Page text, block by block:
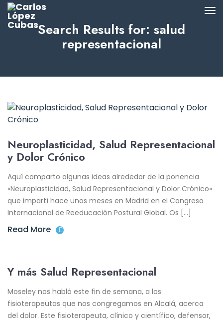
Search Results for: salud
representacional
Neuroplasticidad, Salud Representacional
y Dolor Crónico
Aquí comparto algunas ideas alrededor de la ponencia
«Neuroplasticidad, Salud Representacional y Dolor Crónico»
que impartí hace unos meses en Madrid en el Congreso
Internacional de Reeducación Postural Global. Os […]
Read More
Y más Salud Representacional
Moseley nos habló este fin de semana, a los
fisioterapeutas que nos congregamos en Alcalá, acerca
del dolor. Este fisioterapeuta, clínico y científico, defensor,